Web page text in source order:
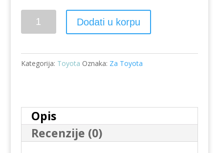
Toyota
blenda
2
DIN
količina
Dodati u korpu
Kategorija: Toyota Oznaka: Za Toyota
Opis
Recenzije (0)